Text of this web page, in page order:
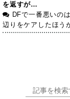
を返すが…
DFで一番悪いの
辺りをケアしたほう